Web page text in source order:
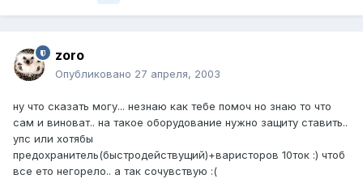
zoro
Опубликовано 27 апреля, 2003
ну что сказать могу... незнаю как тебе помоч но знаю то что
сам и виноват.. на такое оборудование нужно защиту ставить..
упс или хотябы
предохранитель(быстродействущий)+варисторов 10ток :) чтоб
все ето негорело.. а так сочувствую :(